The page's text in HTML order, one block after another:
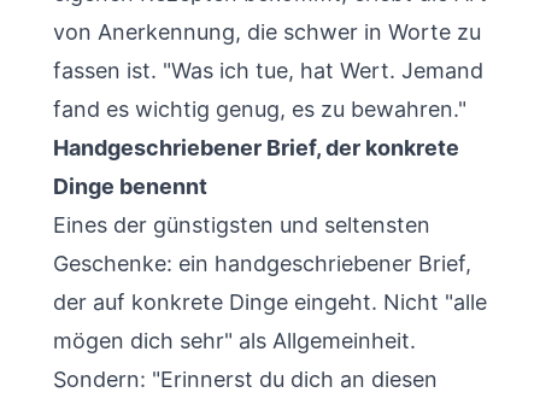
von Anerkennung, die schwer in Worte zu
fassen ist. "Was ich tue, hat Wert. Jemand
fand es wichtig genug, es zu bewahren."
Handgeschriebener Brief, der konkrete
Dinge benennt
Eines der günstigsten und seltensten
Geschenke: ein handgeschriebener Brief,
der auf konkrete Dinge eingeht. Nicht "alle
mögen dich sehr" als Allgemeinheit.
Sondern: "Erinnerst du dich an diesen